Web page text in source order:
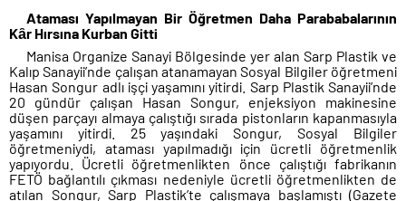
Ataması Yapılmayan Bir Öğretmen Daha Parababalarının
Kȃr Hırsına Kurban Gitti
Manisa Organize Sanayi Bölgesinde yer alan Sarp Plastik ve
Kalıp Sanayii’nde çalışan atanamayan Sosyal Bilgiler öğretmeni
Hasan Songur adlı işçi yaşamını yitirdi. Sarp Plastik Sanayii’nde
20 gündür çalışan Hasan Songur, enjeksiyon makinesine
düşen parçayı almaya çalıştığı sırada pistonların kapanmasıyla
yaşamını yitirdi. 25 yaşındaki Songur, Sosyal Bilgiler
öğretmeniydi, ataması yapılmadığı için ücretli öğretmenlik
yapıyordu. Ücretli öğretmenlikten önce çalıştığı fabrikanın
FETÖ bağlantılı çıkması nedeniyle ücretli öğretmenlikten de
atılan Songur, Sarp Plastik’te çalışmaya başlamıştı (Gazete